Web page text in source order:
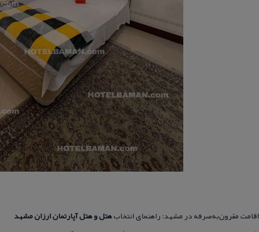
اقامت مقرون‌به‌صرفه در مشهد: راهنمای انتخابهتل و هتل آپارتمان ارزان مشهد